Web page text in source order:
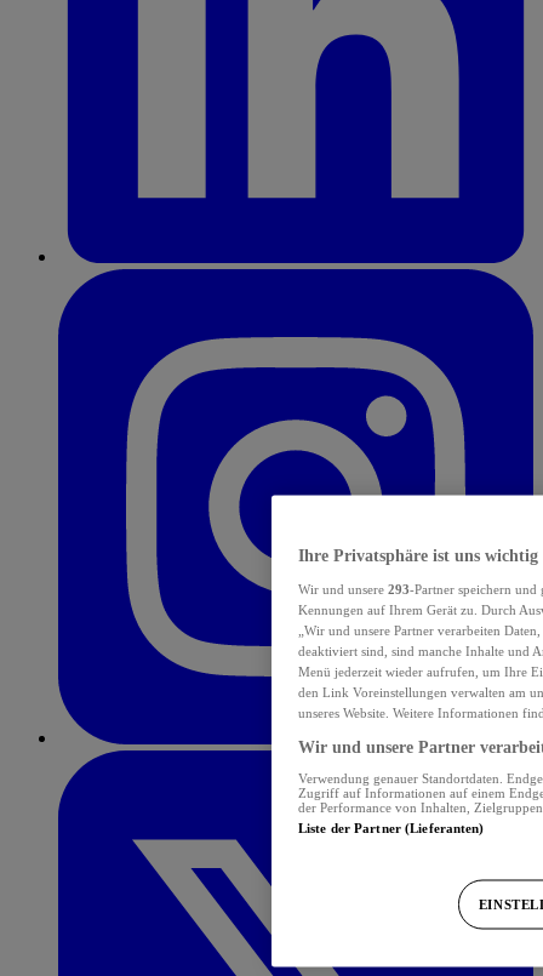
Ihre Privatsphäre ist uns wichtig
Wir und unsere 293-Partner speichern und
Kennungen auf Ihrem Gerät zu. Durch
„Wir und unsere Partner verarbeiten
deaktiviert sind, sind manche Inhalte und
Menü jederzeit wieder aufrufen, um Ihre
den Link Voreinstellungen verwalten am
unseres Website. Weitere Informationen
Wir und unsere Partner
Verwendung genauer Standortdaten.
Zugriff auf Informationen auf einem
der Performance von Inhalten,
Liste der Partner (Lieferanten)